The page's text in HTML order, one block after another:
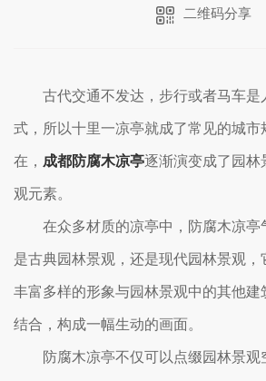
二维码分享
古代交通不发达，步行或者马车是
式，所以十里一凉亭就成了常见的城市
在， 成都防腐木凉亭逐渐演变成了园林
观元素。
在众多材质的凉亭中，防腐木凉亭
是古典园林景观，还是现代园林景观，
丰富多样的形象与园林景观中的其他建
结合，构成一幅生动的画面。
防腐木凉亭不仅可以点缀园林景